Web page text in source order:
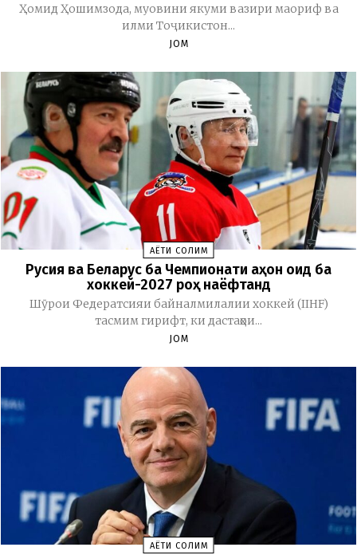
Ҳомид Ҳошимзода, муовини якуми вазири маориф ва
илми Тоҷикистон...
JOM
ҲАЁТИ СОЛИМ
Русия ва Беларус ба Чемпионати ҷаҳон оид ба
хоккей-2027 роҳ наёфтанд
Шӯрои Федератсияи байналмилалии хоккей (IIHF)
тасмим гирифт, ки дастаҳои...
JOM
ҲАЁТИ СОЛИМ